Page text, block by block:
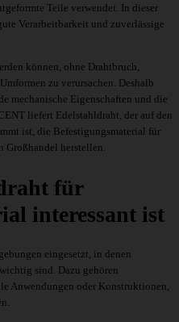
Teile verwendet. In dieser
Verarbeitbarkeit und zuverlässige
können, ohne Drahtbruch,
zu verursachen. Deshalb
mechanische Eigenschaften und die
liefert Edelstahldraht, der auf den
ist, die Befestigungsmaterial für
Großhandel herstellen.
für
interessant ist
eingesetzt, in denen
sind. Dazu gehören
Anwendungen oder Konstruktionen,